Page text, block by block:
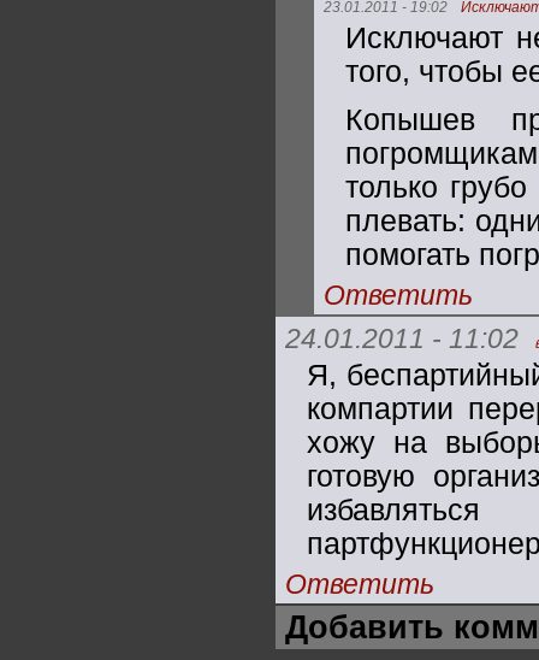
23.01.2011 - 19:02
Исключают
того, чтобы
Копышев
только
плевать:
помогать
Ответить
24.01.2011 - 11:02
Я,
компартии
хожу на
готовую
Ответить
Добавить